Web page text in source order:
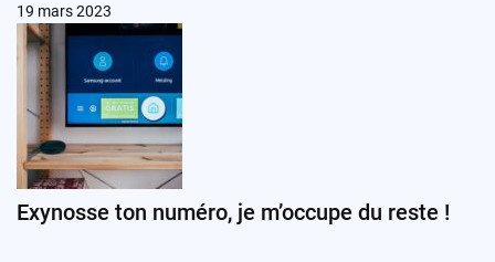
19 mars 2023
Exynosse ton numéro, je m’occupe du reste !